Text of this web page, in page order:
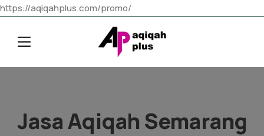
https://aqiqahplus.com/promo/
Jasa Aqiqah Semarang